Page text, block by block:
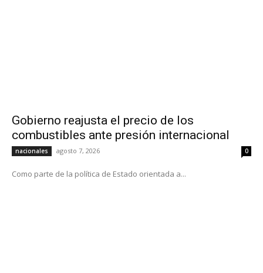
Gobierno reajusta el precio de los
combustibles ante presión internacional
nacionales agosto 7, 2026 0
Como parte de la política de Estado orientada a...